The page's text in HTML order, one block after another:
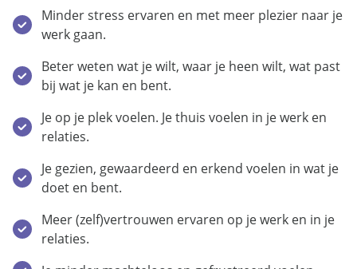
Minder stress ervaren en met meer plezier naar je
werk gaan.
Beter weten wat je wilt, waar je heen wilt, wat past
bij wat je kan en bent.
Je op je plek voelen. Je thuis voelen in je werk en
relaties.
Je gezien, gewaardeerd en erkend voelen in wat je
doet en bent.
Meer (zelf)vertrouwen ervaren op je werk en in je
relaties.